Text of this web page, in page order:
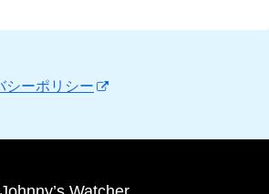
シーポリシー